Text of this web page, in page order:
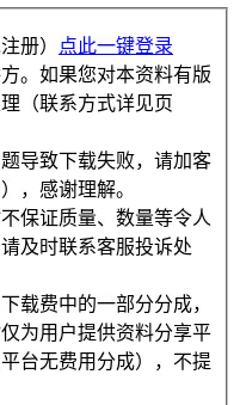
册）
点此一键登录
。如果您对本资料有版
（联系方式详见页
导致下载失败，请加客
，感谢理解。
保证质量、数量等令人
及时联系客服投诉处
载费中的一部分分成，
为用户提供资料分享平
台无费用分成），不提